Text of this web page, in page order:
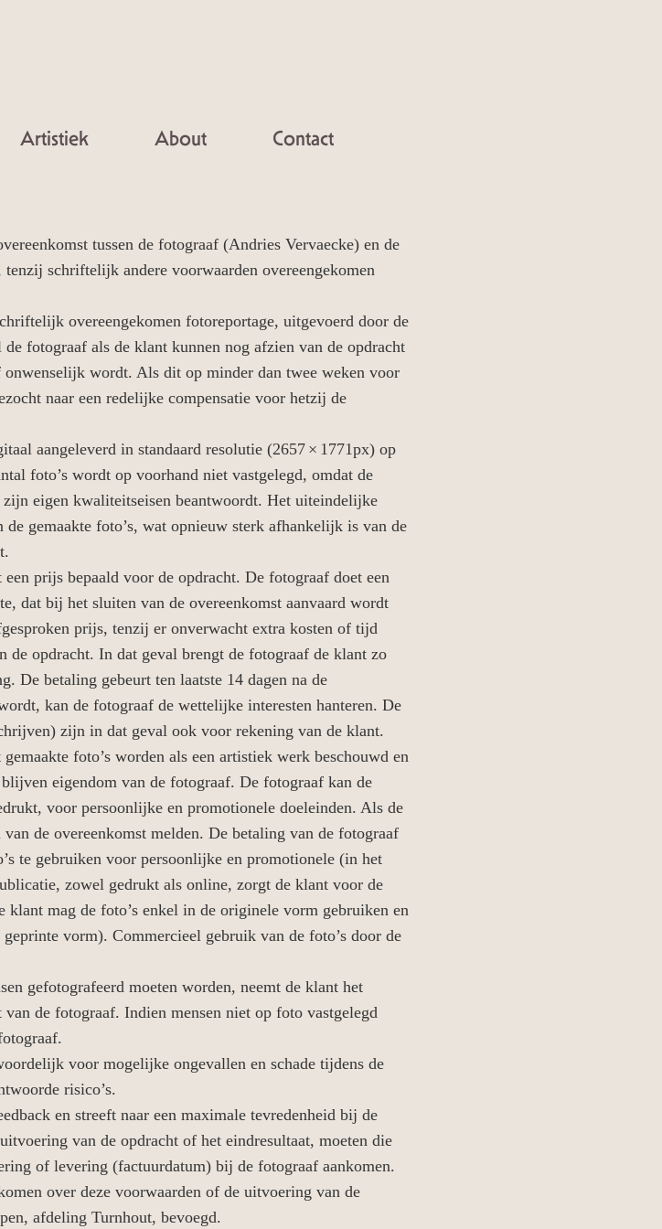
Artistiek About Contact
tussen de fotograaf (Andries Vervaecke) en de
schriftelijk andere voorwaarden overeengekomen
overeengekomen fotoreportage, uitgevoerd door de
fotograaf als de klant kunnen nog afzien van de opdracht
wordt. Als dit op minder dan twee weken voor
naar een redelijke compensatie voor hetzij de
aangeleverd in standaard resolutie (2657 × 1771px) op
foto’s wordt op voorhand niet vastgelegd, omdat de
zijn eigen kwaliteitseisen beantwoordt. Het uiteindelijke
gemaakte foto’s, wat opnieuw sterk afhankelijk is van de
prijs bepaald voor de opdracht. De fotograaf doet een
dat bij het sluiten van de overeenkomst aanvaard wordt
prijs, tenzij er onverwacht extra kosten of tijd
de opdracht. In dat geval brengt de fotograaf de klant zo
De betaling gebeurt ten laatste 14 dagen na de
kan de fotograaf de wettelijke interesten hanteren. De
zijn in dat geval ook voor rekening van de klant.
foto’s worden als een artistiek werk beschouwd en
eigendom van de fotograaf. De fotograaf kan de
voor persoonlijke en promotionele doeleinden. Als de
de overeenkomst melden. De betaling van de fotograaf
te gebruiken voor persoonlijke en promotionele (in het
zowel gedrukt als online, zorgt de klant voor de
klant mag de foto’s enkel in de originele vorm gebruiken en
vorm). Commercieel gebruik van de foto’s door de
gefotografeerd moeten worden, neemt de klant het
de fotograaf. Indien mensen niet op foto vastgelegd
voor mogelijke ongevallen en schade tijdens de
risico’s.
en streeft naar een maximale tevredenheid bij de
van de opdracht of het eindresultaat, moeten die
of levering (factuurdatum) bij de fotograaf aankomen.
over deze voorwaarden of de uitvoering van de
afdeling Turnhout, bevoegd.